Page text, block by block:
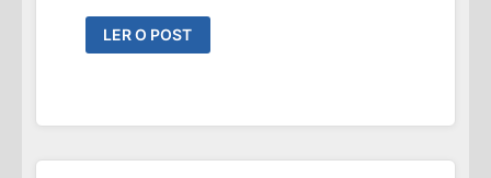
GUEST
POST
:
E
LER O POST